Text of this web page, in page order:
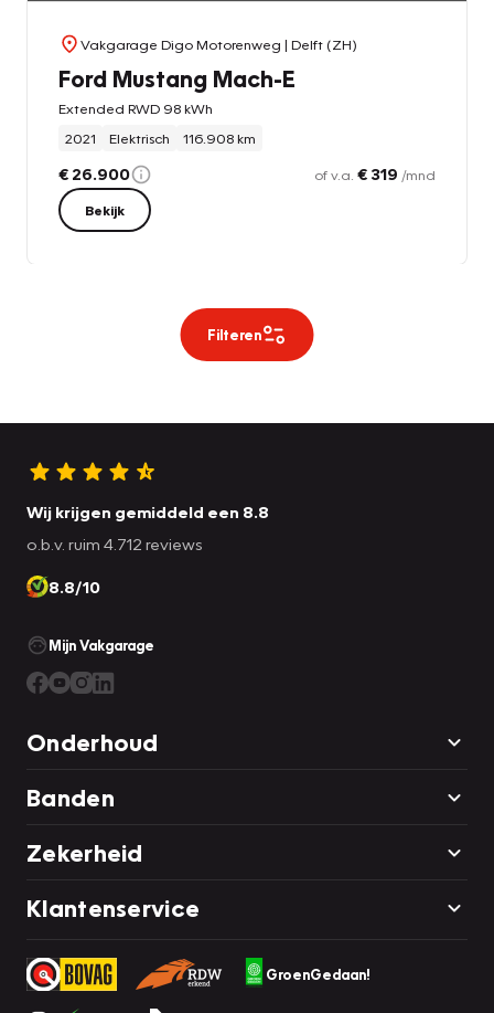
Vakgarage Digo Motorenweg | Delft (ZH)
Ford Mustang Mach-E
Extended RWD 98 kWh
2021
Elektrisch 116.908 km
€ 26.900 of v.a. € 319 /mnd
Bekijk
Filteren
Wij krijgen gemiddeld een 8.8
o.b.v. ruim 4.712 reviews
8.8/10
Mijn Vakgarage
Onderhoud
Banden
Zekerheid
Klantenservice
GroenGedaan!